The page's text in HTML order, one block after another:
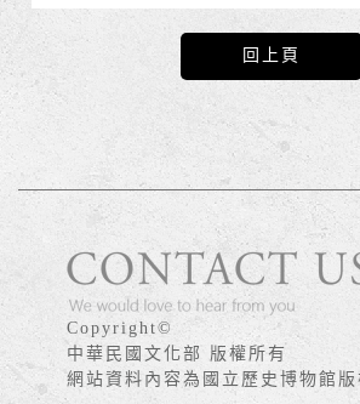
回上頁
版權宣告
Copyright©
中華民國文化部 版權所有
網站資料內容為國立歷史博物館版